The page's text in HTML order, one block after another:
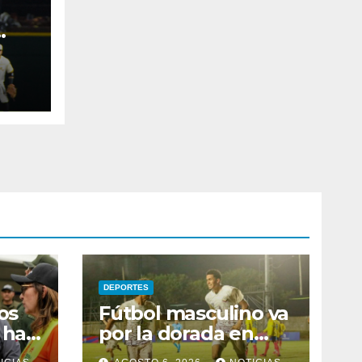
DEPORTES
Fútbol masculino va
por la dorada en
Santo Domingo